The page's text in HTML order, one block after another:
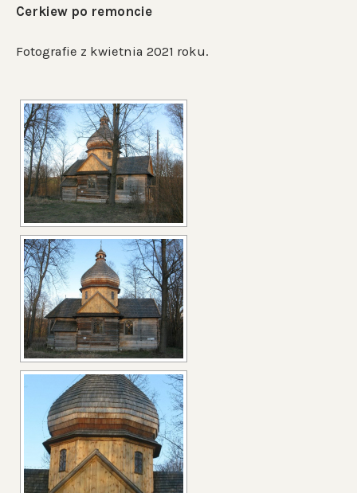
Cerkiew po remoncie
Fotografie z kwietnia 2021 roku.